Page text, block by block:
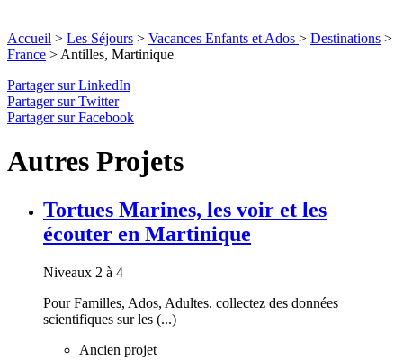
Accueil > Les Séjours > Vacances Enfants et Ados > Destinations >
France > Antilles, Martinique
Partager sur LinkedIn
Partager sur Twitter
Partager sur Facebook
Autres Projets
Tortues Marines, les voir et les
écouter en Martinique
Niveaux 2 à 4
Pour Familles, Ados, Adultes. collectez des données
scientifiques sur les (...)
Ancien projet